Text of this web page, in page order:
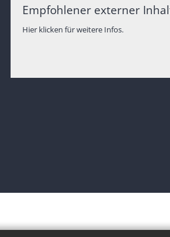
Empfohlener externer
Hier klicken für weitere Infos.